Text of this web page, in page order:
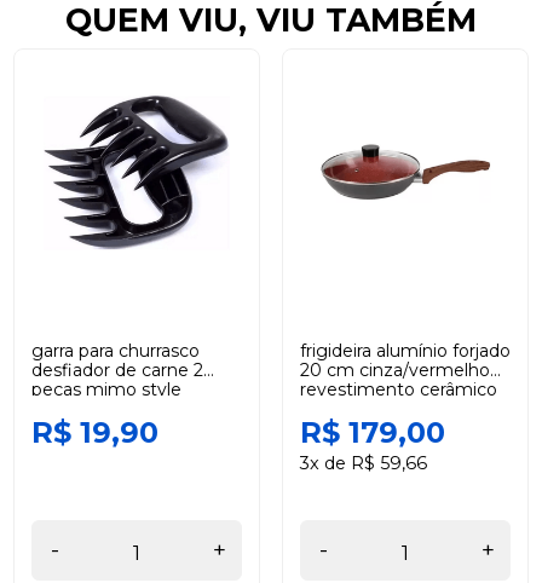
QUEM VIU, VIU TAMBÉM
garra para churrasco
desfiador de carne 2
peças mimo style
R$ 19,90
- +
frigideira alumínio forjado
20 cm cinza/vermelho
revestimento cerâmico
R$ 179,00
3x de R$ 59,66
- +